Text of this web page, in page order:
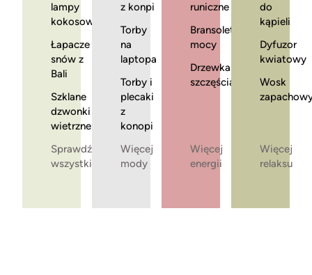
lampy
kokosowe
Łapacze
snów z
Bali
Szklane
dzwonki
wietrzne
Sprawdź
wszystkie
z konpi
Torby
na
laptopa
Torby i
plecaki
z
konopi
Więcej
mody
runiczne
Bransoletki
mocy
Drzewka
szczęścia
Więcej
energii
do
kąpieli
Dyfuzor
kwiatowy
Wosk
Więcej
relaksu